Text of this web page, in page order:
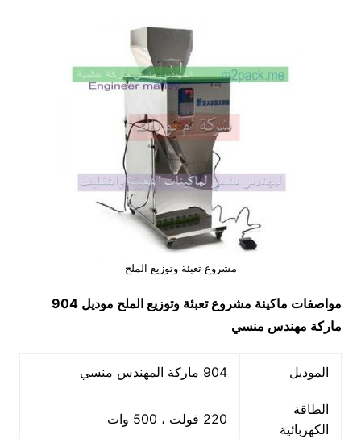
مشروع تعبئة وتوزيع الملح
مواصفات ماكينة مشروع تعبئة وتوزيع الملح
موديل 904
ماركة مهندس منسي
الموديل 904 ماركة المهندس منسي
الطاقة
الكهربائية
220 فولت ، 500 وات